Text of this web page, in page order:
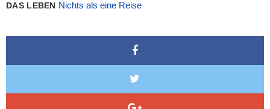
DAS LEBEN Nichts als eine Reise